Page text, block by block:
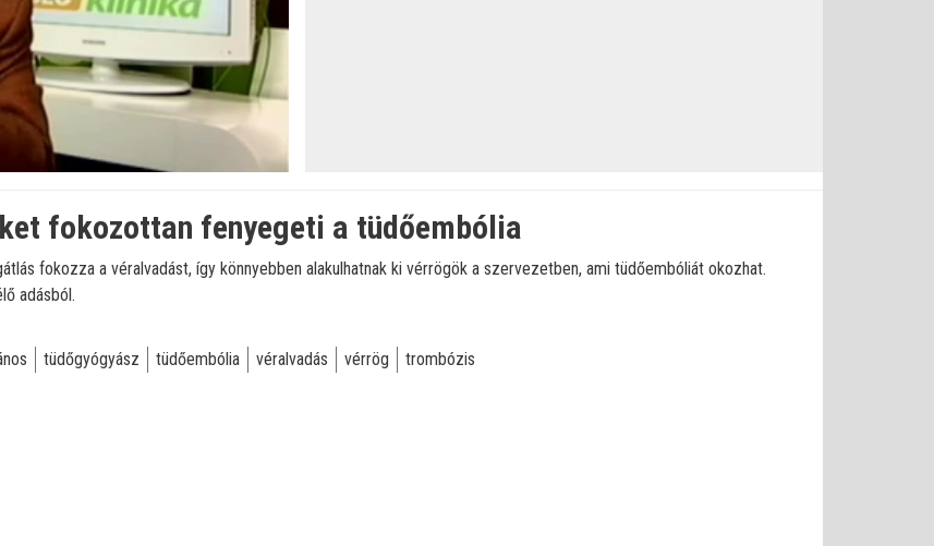
fokozottan fenyegeti a tüdőembólia
fokozza a véralvadást, így könnyebben alakulhatnak ki vérrögök a szervezetben, ami tüdőembóliát okozhat.
adásból.
tüdőgyógyász tüdőembólia véralvadás vérrög trombózis